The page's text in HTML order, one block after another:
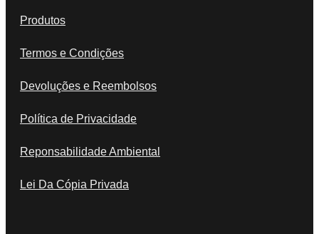
Produtos
Termos e Condições
Devoluções e Reembolsos
Política de Privacidade
Reponsabilidade Ambiental
Lei Da Cópia Privada